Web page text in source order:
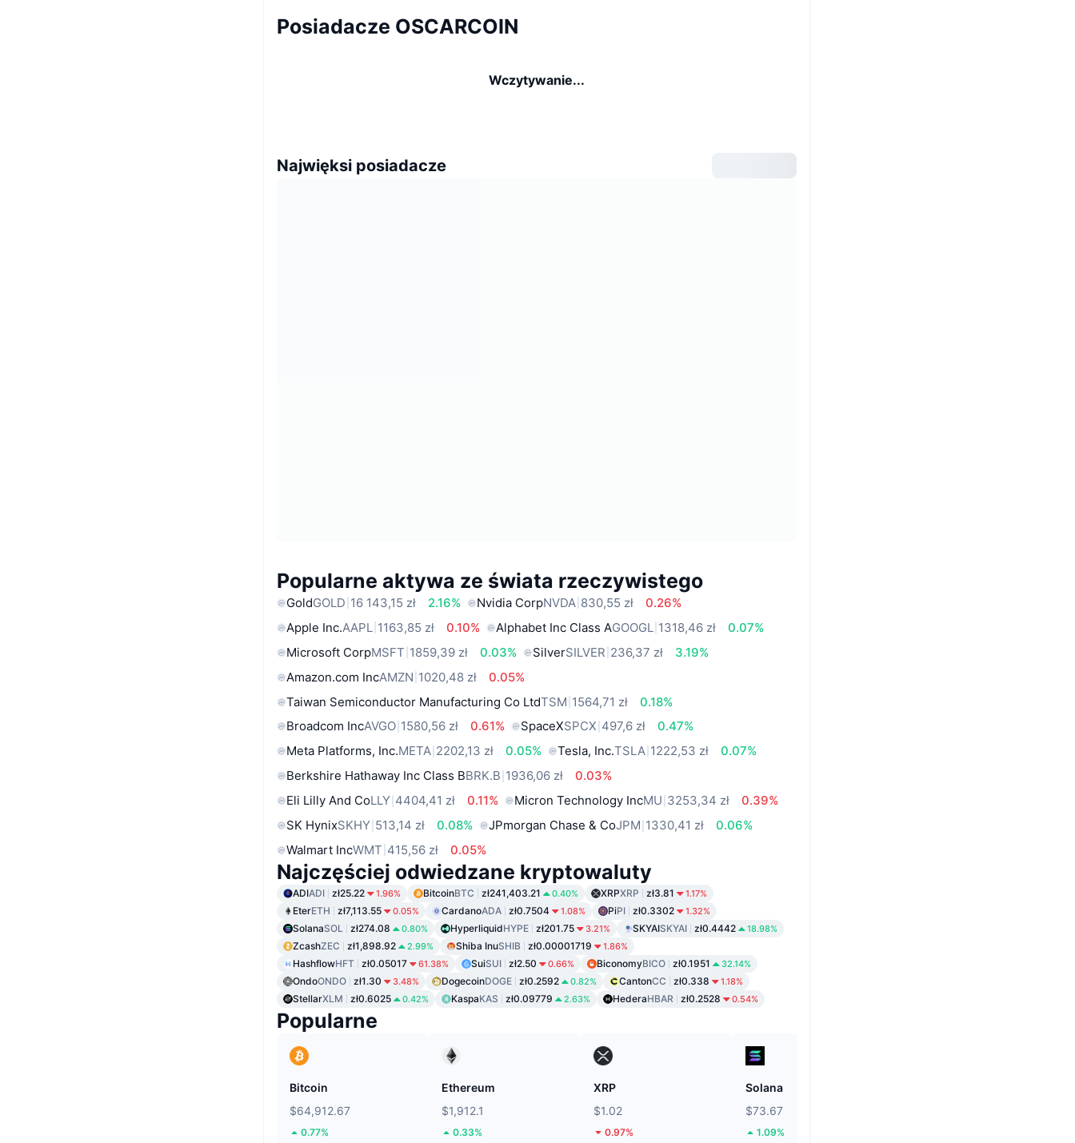
Posiadacze OSCARCOIN
Wczytywanie...
Najwięksi posiadacze
Popularne aktywa ze świata rzeczywistego
GoldGOLD 16 143,15 zł 2.16% Nvidia CorpNVDA 830,55 zł
0.26%
Apple Inc.AAPL 1163,85 zł 0.10% Alphabet Inc Class AGOOGL 1318,46 zł
0.07%
Microsoft CorpMSFT 1859,39 zł 0.03% SilverSILVER 236,37 zł
3.19%
Amazon.com IncAMZN 1020,48 zł
0.05%
Taiwan Semiconductor Manufacturing Co LtdTSM 1564,71 zł
0.18%
Broadcom IncAVGO 1580,56 zł 0.61% SpaceXSPCX 497,6 zł
0.47%
Meta Platforms, Inc.META 2202,13 zł 0.05% Tesla, Inc.TSLA 1222,53 zł
0.07%
Berkshire Hathaway Inc Class BBRK.B 1936,06 zł
0.03%
Eli Lilly And CoLLY 4404,41 zł 0.11% Micron Technology IncMU 3253,34 zł
0.39%
SK HynixSKHY 513,14 zł 0.08% JPmorgan Chase & CoJPM 1330,41 zł
0.06%
Walmart IncWMT 415,56 zł 0.05%
Najczęściej odwiedzane kryptowaluty
ADIADI zł25.22 1.96% BitcoinBTC zł241,403.21 0.40% XRPXRP zł3.81 1.17%
EterETH zł7,113.55 0.05% CardanoADA zł0.7504 1.08% PiPI zł0.3302 1.32%
SolanaSOL zł274.08 0.80% HyperliquidHYPE zł201.75 3.21% SKYAISKYAI zł0.4442 18.98%
ZcashZEC zł1,898.92 2.99% Shiba InuSHIB zł0.00001719 1.86%
HashflowHFT zł0.05017 61.38% SuiSUI zł2.50 0.66% BiconomyBICO zł0.1951 32.14%
OndoONDO zł1.30 3.48% DogecoinDOGE zł0.2592 0.82% CantonCC zł0.338 1.18%
StellarXLM zł0.6025 0.42% KaspaKAS zł0.09779 2.63% HederaHBAR zł0.2528 0.54%
Popularne
Bitcoin
$64,912.67
0.77%
Ethereum
$1,912.1
0.33%
XRP
$1.02
0.97%
Solana
$73.67
1.09%